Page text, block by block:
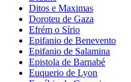
Ditos e Maximas
Doroteu de Gaza
Efrém o Sírio
Epifanio de Benevento
Epifanio de Salamina
Epistola de Barnabé
Euquerio de Lyon